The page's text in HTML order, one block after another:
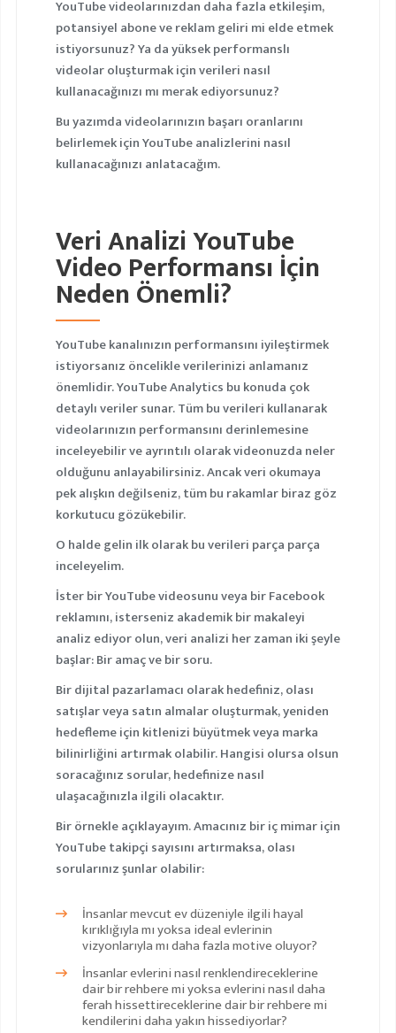
YouTube videolarınızdan daha fazla etkileşim,
potansiyel abone ve reklam geliri mi elde etmek
istiyorsunuz? Ya da yüksek performanslı
videolar oluşturmak için verileri nasıl
kullanacağınızı mı merak ediyorsunuz?
Bu yazımda videolarınızın başarı oranlarını
belirlemek için YouTube analizlerini nasıl
kullanacağınızı anlatacağım.
Veri Analizi YouTube
Video Performansı İçin
Neden Önemli?
YouTube kanalınızın performansını iyileştirmek
istiyorsanız öncelikle verilerinizi anlamanız
önemlidir. YouTube Analytics bu konuda çok
detaylı veriler sunar. Tüm bu verileri kullanarak
videolarınızın performansını derinlemesine
inceleyebilir ve ayrıntılı olarak videonuzda neler
olduğunu anlayabilirsiniz. Ancak veri okumaya
pek alışkın değilseniz, tüm bu rakamlar biraz göz
korkutucu gözükebilir.
O halde gelin ilk olarak bu verileri parça parça
inceleyelim.
İster bir YouTube videosunu veya bir Facebook
reklamını, isterseniz akademik bir makaleyi
analiz ediyor olun, veri analizi her zaman iki şeyle
başlar:Bir amaçvebir soru.
Bir dijital pazarlamacı olarak hedefiniz, olası
satışlar veya satın almalar oluşturmak, yeniden
hedefleme için kitlenizi büyütmek veya marka
bilinirliğini artırmak olabilir. Hangisi olursa olsun
soracağınız sorular, hedefinize nasıl
ulaşacağınızla ilgili olacaktır.
Bir örnekle açıklayayım. Amacınız bir iç mimar için
YouTube takipçi sayısını artırmaksa, olası
sorularınız şunlar olabilir:
İnsanlar mevcut ev düzeniyle ilgili hayal
kırıklığıyla mı yoksa ideal evlerinin
vizyonlarıyla mı daha fazla motive oluyor?
İnsanlar evlerini nasıl renklendireceklerine
dair bir rehbere mi yoksa evlerini nasıl daha
ferah hissettireceklerine dair bir rehbere mi
kendilerini daha yakın hissediyorlar?